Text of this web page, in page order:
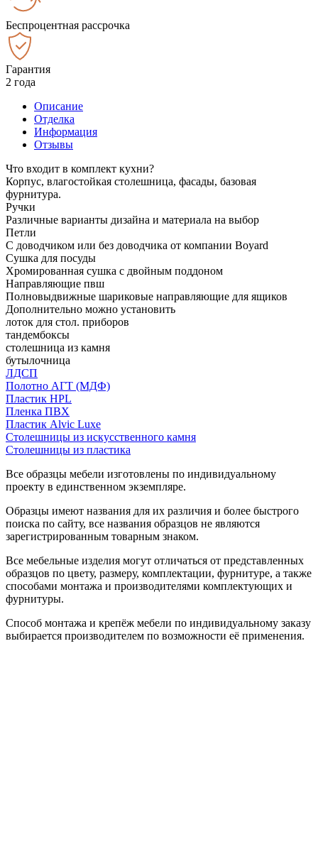
Беспроцентная рассрочка
Гарантия
2 года
Описание
Отделка
Информация
Отзывы
Что входит в комплект кухни?
Корпус, влагостойкая столешница, фасады, базовая
фурнитура.
Ручки
Различные варианты дизайна и материала на выбор
Петли
С доводчиком или без доводчика от компании Boyard
Сушка для посуды
Хромированная сушка с двойным поддоном
Направляющие пвш
Полновыдвижные шариковые направляющие для ящиков
Дополнительно можно установить
лоток для стол. приборов
тандембоксы
столешница из камня
бутылочница
ЛДСП
Полотно АГТ (МДФ)
Пластик HPL
Пленка ПВХ
Пластик Alvic Luxe
Столешницы из искусственного камня
Столешницы из пластика
Все образцы мебели изготовлены по индивидуальному
проекту в единственном экземпляре.
Образцы имеют названия для их различия и более быстрого
поиска по сайту, все названия образцов не являются
зарегистрированным товарным знаком.
Все мебельные изделия могут отличаться от представленных
образцов по цвету, размеру, комплектации, фурнитуре, а также
способами монтажа и производителями комплектующих и
фурнитуры.
Способ монтажа и крепёж мебели по индивидуальному заказу
выбирается производителем по возможности её применения.